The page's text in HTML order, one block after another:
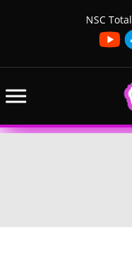
NSC Total